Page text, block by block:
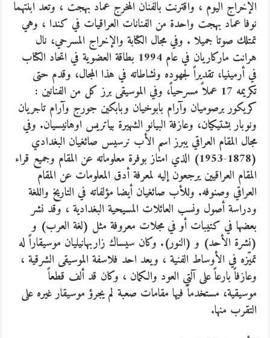
الإخراج اليوم ، واقترنت بالفنان المخرج عماد بهجت ، وتعد ابنتهما
نوفا عماد بهجت واحدة من الفنانات العراقيات في كندا ، وهي
تمتلك صوتا جميلا . وفي مجال الكتابة والإخراج المسرحي، نال
هرانت ماركاريان في عام 1994 بطاقة العضوية في اتحاد الكتاب
في أرمينيا، تقديراً لجهوده ونشاطاته في هذا المجال، وقدم حتى
تكريمه 17 عملاً مسرحياً، وفي الموسيقى برز كل من الفنانين :
كريكور برصوميان وآرام بابوخيان وبابكين جورج وآرام تاجريان
ونوبار بشتيكيان، وعازفة البيانو الشهيرة بياتريس اوهانيسيان. وفي
مجال المقام العراقي يبرز اسم الأب نرسيس صائغيان البغدادي
(1878-1953) الذي امتاز بوفرة معلوماته عن المقام وجميع قراء
المقام العراقيين يرجعون إليه لمعرفة أدق المعلومات عن المقام
العراقي وصنوفه. وللأب صائغيان أيضا مؤلفاته في التاريخ واللغة
ودراسة أصول ونسب العائلات المسيحية البغدادية ، وقد نشر
بعضها في كتيبات أو في مجلات معروفة مثل (لغة العرب) و
(نشرة الأحد) و (النور). وكان سيساك زاربهانيليان موسيقاراً له
تميّزه في الأوساط الفنية ، ويعد احد فلاسفة الموسيقى الشرقية ،
وعازفاً بارعاً على آلتي العود والكمان ، وكان قد ألف قطعاً
موسيقية، مستخدماً فيها مقامات صعبة لم يجرؤ موسيقار غيره على
التقرب منها.